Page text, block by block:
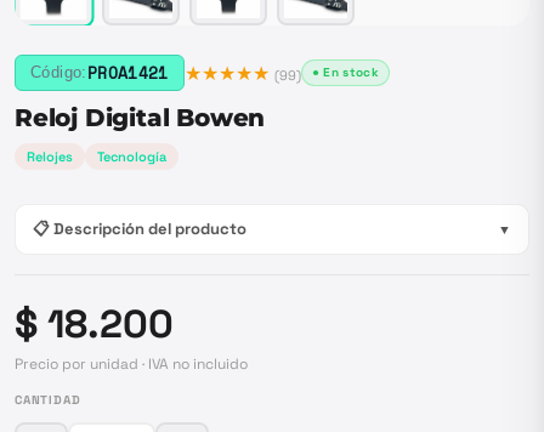
Código: PROA1421 ★★★★★ (99) ● En stock
Reloj Digital Bowen
Relojes Tecnología
📋 Descripción del producto ▼
$ 18.200
Precio por unidad · IVA no incluido
CANTIDAD